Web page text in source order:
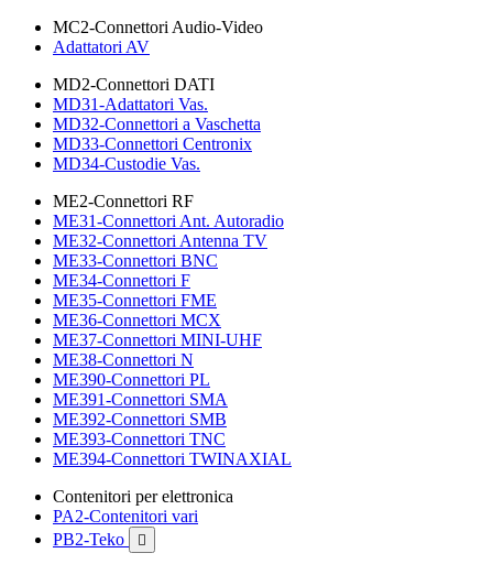
MC2-Connettori Audio-Video
Adattatori AV
MD2-Connettori DATI
MD31-Adattatori Vas.
MD32-Connettori a Vaschetta
MD33-Connettori Centronix
MD34-Custodie Vas.
ME2-Connettori RF
ME31-Connettori Ant. Autoradio
ME32-Connettori Antenna TV
ME33-Connettori BNC
ME34-Connettori F
ME35-Connettori FME
ME36-Connettori MCX
ME37-Connettori MINI-UHF
ME38-Connettori N
ME390-Connettori PL
ME391-Connettori SMA
ME392-Connettori SMB
ME393-Connettori TNC
ME394-Connettori TWINAXIAL
Contenitori per elettronica
PA2-Contenitori vari
PB2-Teko
